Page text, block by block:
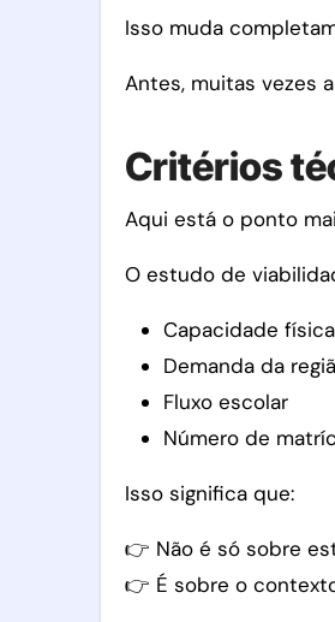
Isso muda
Antes, muitas vezes
Critérios
Aqui está o ponto
O estudo de
Capacidade
Demanda da
Fluxo escolar
Número de
Isso significa que:
👉 Não é só sobre
👉 É sobre o